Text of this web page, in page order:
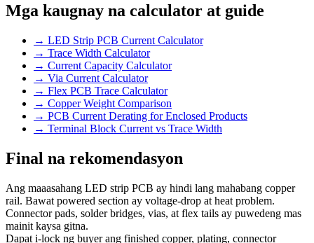
Mga kaugnay na calculator at guide
→ LED Strip PCB Current Calculator
→ Trace Width Calculator
→ Current Capacity Calculator
→ Via Current Calculator
→ Flex PCB Trace Calculator
→ Copper Weight Comparison
→ PCB Current Derating for Enclosed Products
→ Terminal Block Current vs Trace Width
Final na rekomendasyon
Ang maaasahang LED strip PCB ay hindi lang mahabang copper
rail. Bawat powered section ay voltage-drop at heat problem.
Connector pads, solder bridges, vias, at flex tails ay puwedeng mas
mainit kaysa gitna.
Dapat i-lock ng buyer ang finished copper, plating, connector